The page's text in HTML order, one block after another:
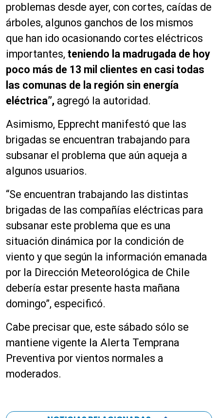
problemas desde ayer, con cortes, caídas de
árboles, algunos ganchos de los mismos
que han ido ocasionando cortes eléctricos
importantes, teniendo la madrugada de hoy
poco más de 13 mil clientes en casi todas
las comunas de la región sin energía
eléctrica”, agregó la autoridad.
Asimismo, Epprecht manifestó que las
brigadas se encuentran trabajando para
subsanar el problema que aún aqueja a
algunos usuarios.
“Se encuentran trabajando las distintas
brigadas de las compañías eléctricas para
subsanar este problema que es una
situación dinámica por la condición de
viento y que según la información emanada
por la Dirección Meteorológica de Chile
debería estar presente hasta mañana
domingo”, especificó.
Cabe precisar que, este sábado sólo se
mantiene vigente la Alerta Temprana
Preventiva por vientos normales a
moderados.